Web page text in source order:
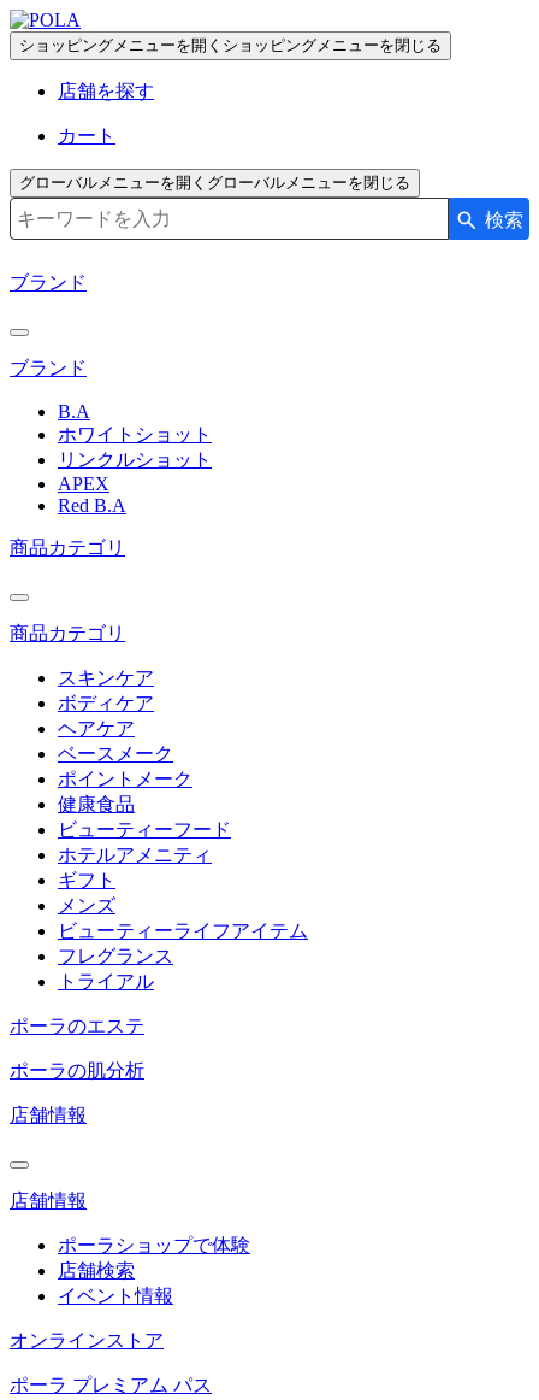
ペ
ー
で
す
コ
テ
エ
ア
へ
ショッピングメニューを開く ショッピングメニューを閉じる
店舗を探す
カート
グローバルメニューを開く グローバルメニューを閉じる
検索キーワード入力 検索
ブランド
ブランド
B.A
ホワイトショット
リンクルショット
APEX
Red B.A
商品カテゴリ
商品カテゴリ
スキンケア
ボディケア
ヘアケア
ベースメーク
ポイントメーク
健康食品
ビューティーフード
ホテルアメニティ
ギフト
メンズ
ビューティーライフアイテム
フレグランス
トライアル
ポーラのエステ
ポーラの肌分析
店舗情報
店舗情報
ポーラショップで体験
店舗検索
イベント情報
オンラインストア
ポーラ プレミアム パス